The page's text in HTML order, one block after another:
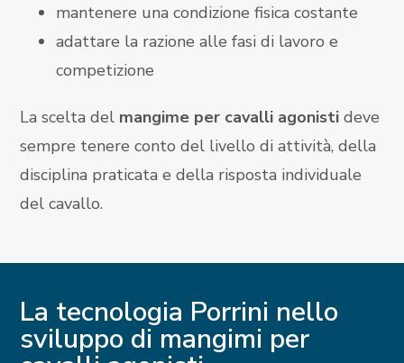
mantenere una condizione fisica costante
adattare la razione alle fasi di lavoro e
competizione
La scelta del mangime per cavalli agonisti deve
sempre tenere conto del livello di attività, della
disciplina praticata e della risposta individuale
del cavallo.
La tecnologia Porrini nello
sviluppo di mangimi per